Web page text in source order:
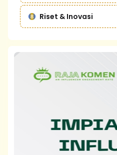
Riset & Inovasi